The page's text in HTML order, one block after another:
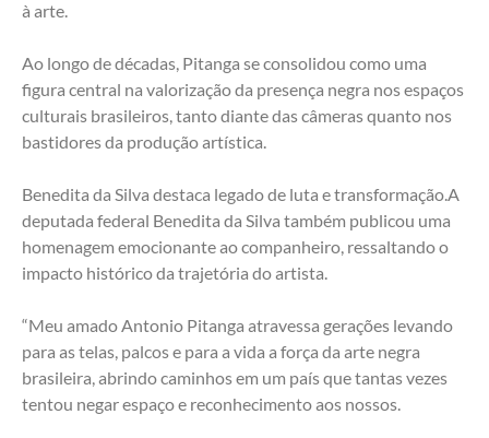
à arte.
Ao longo de décadas, Pitanga se consolidou como uma
figura central na valorização da presença negra nos espaços
culturais brasileiros, tanto diante das câmeras quanto nos
bastidores da produção artística.
Benedita da Silva destaca legado de luta e transformação.A
deputada federal Benedita da Silva também publicou uma
homenagem emocionante ao companheiro, ressaltando o
impacto histórico da trajetória do artista.
“Meu amado Antonio Pitanga atravessa gerações levando
para as telas, palcos e para a vida a força da arte negra
brasileira, abrindo caminhos em um país que tantas vezes
tentou negar espaço e reconhecimento aos nossos.